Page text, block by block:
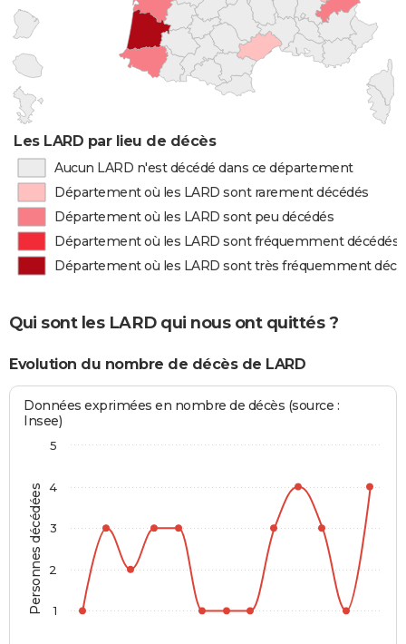
Les LARD par lieu de décès
Aucun LARD n'est décédé dans ce département
Département où les LARD sont rarement décédés
Département où les LARD sont peu décédés
Département où les LARD sont fréquemment décédés
Département où les LARD sont très fréquemment
Qui sont les LARD qui nous ont quittés ?
Evolution du nombre de décès de LARD
Personnes décédées
Données exprimées en nombre de décès (source :
Insee)
1
2
3
4
5